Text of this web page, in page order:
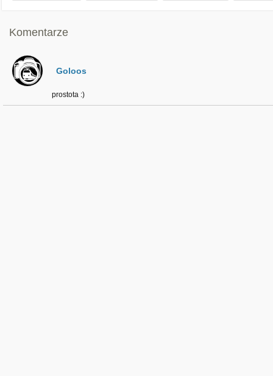
Komentarze
Goloos
prostota :)